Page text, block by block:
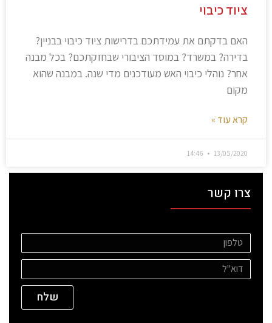
ציוד כיבוי
האם בדקתם את עמידתכם בדרישות ציוד כיבוי בבניין?
בדירה? במשרד? במוסד הציבורי שבחזקתכם? בכל מבנה
אחר? נוהלי כיבוי האש מעודכנים מדי שנה. במבנה שהוא
מקום
קרא עוד »
13/05/2020
צרו קשר
שלח